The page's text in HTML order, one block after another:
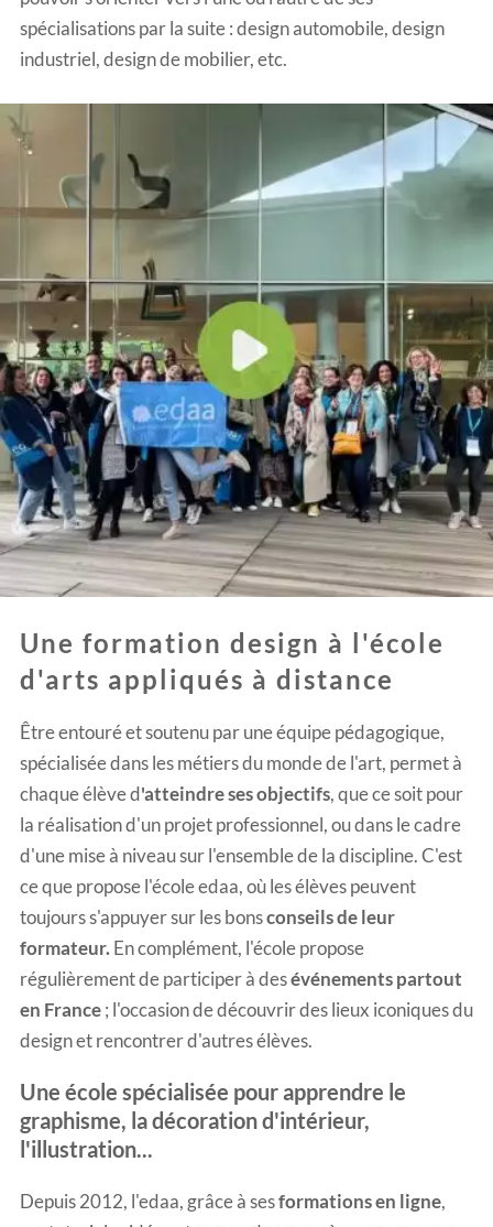
spécialisations par la suite : design automobile, design
industriel, design de mobilier, etc.
Une formation design à l'école
d'arts appliqués à distance
Être entouré et soutenu par une équipe pédagogique,
spécialisée dans les métiers du monde de l'art, permet à
chaque élève d'atteindre sesobjectifs, que ce soit pour
la réalisation d'un projet professionnel, ou dans le cadre
d'une mise à niveau sur l'ensemble de la discipline. C'est
ce que propose l'école edaa, où les élèves peuvent
toujours s'appuyer sur les bonsconseils de leur
formateur. En complément, l'école propose
régulièrement de participer à desévénements partout
en France; l'occasion de découvrir des lieux iconiques du
design et rencontrer d'autres élèves.
Une école spécialisée pour apprendre le
graphisme, la décoration d'intérieur,
l'illustration...
Depuis 2012, l'edaa, grâce à sesformations en ligne,